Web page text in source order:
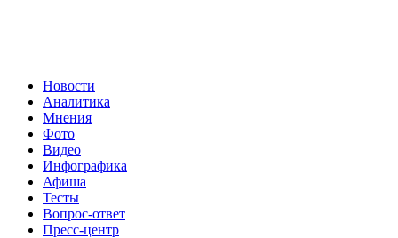
Новости
Аналитика
Мнения
Фото
Видео
Инфографика
Афиша
Тесты
Вопрос-ответ
Пресс-центр